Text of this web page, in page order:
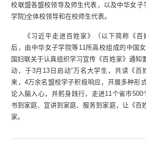
校联盟各盟校领导及师生代表，以及中华女子
学院)全体校领导和在校师生代表。
《习近平走进百姓家》（以下简称《
后，由中华女子学院等11所高校组成的中国
国妇联关于认真组织学习宣传《百姓家》通知
动，于3月13日启动“万名大学生，共读《百
来，4万余名盟校学子积极响应，开展多种形
论入脑入心，并躬身践行，走进11个省市500
书到家庭、宣讲到家庭、服务到家庭，让《百
家。